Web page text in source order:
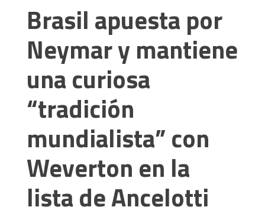
Brasil apuesta por
Neymar y mantiene
una curiosa
“tradición
mundialista” con
Weverton en la
lista de Ancelotti